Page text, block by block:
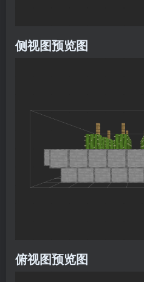
侧视图预览图
俯视图预览图